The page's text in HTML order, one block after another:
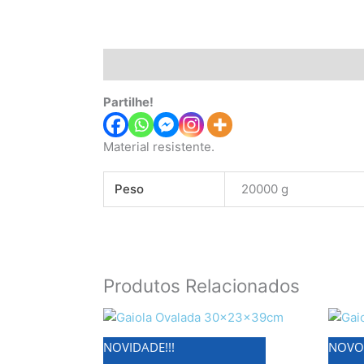
Partilhe!
Material resistente.
Peso 20000 g
Produtos Relacionados
NOVIDADE!!!